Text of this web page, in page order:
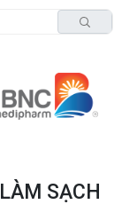
SẠCH